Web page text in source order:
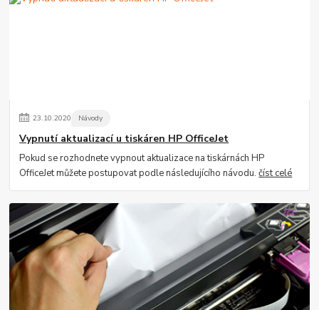
23.10.2020 Návody
Vypnutí aktualizací u tiskáren HP OfficeJet
Pokud se rozhodnete vypnout aktualizace na tiskárnách HP
OfficeJet můžete postupovat podle následujícího návodu.číst celé